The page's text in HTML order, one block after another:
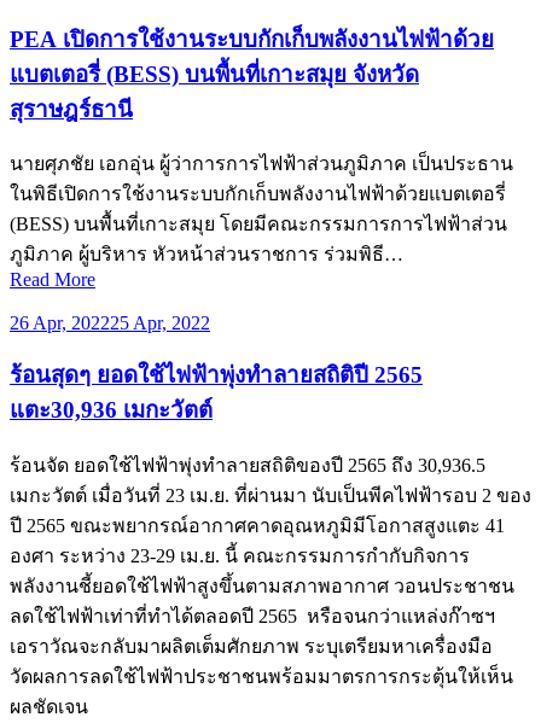
PEA เปิดการใช้งานระบบกักเก็บพลังงานไฟฟ้าด้วย
แบตเตอรี่ (BESS) บนพื้นที่เกาะสมุย จังหวัด
สุราษฎร์ธานี
นายศุภชัย เอกอุ่น ผู้ว่าการการไฟฟ้าส่วนภูมิภาค เป็นประธาน
ในพิธีเปิดการใช้งานระบบกักเก็บพลังงานไฟฟ้าด้วยแบตเตอรี่
(BESS) บนพื้นที่เกาะสมุย โดยมีคณะกรรมการการไฟฟ้าส่วน
ภูมิภาค ผู้บริหาร หัวหน้าส่วนราชการ ร่วมพิธี…
Read More
26 Apr, 202225 Apr, 2022
ร้อนสุดๆ ยอดใช้ไฟฟ้าพุ่งทำลายสถิติปี 2565
แตะ30,936 เมกะวัตต์
ร้อนจัด ยอดใช้ไฟฟ้าพุ่งทำลายสถิติของปี 2565 ถึง 30,936.5
เมกะวัตต์ เมื่อวันที่ 23 เม.ย. ที่ผ่านมา นับเป็นพีคไฟฟ้ารอบ 2 ของ
ปี 2565 ขณะพยากรณ์อากาศคาดอุณหภูมิมีโอกาสสูงแตะ 41
องศา ระหว่าง 23-29 เม.ย. นี้ คณะกรรมการกำกับกิจการ
พลังงานชี้ยอดใช้ไฟฟ้าสูงขึ้นตามสภาพอากาศ วอนประชาชน
ลดใช้ไฟฟ้าเท่าที่ทำได้ตลอดปี 2565 หรือจนกว่าแหล่งก๊าซฯ
เอราวัณจะกลับมาผลิตเต็มศักยภาพ ระบุเตรียมหาเครื่องมือ
วัดผลการลดใช้ไฟฟ้าประชาชนพร้อมมาตรการกระตุ้นให้เห็น
ผลชัดเจน